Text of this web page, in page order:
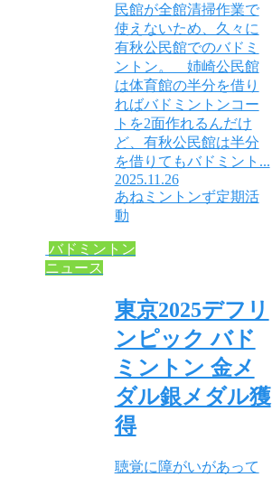
民館が全館清掃作業で
使えないため、久々に
有秋公民館でのバドミ
ントン。 姉崎公民館
は体育館の半分を借り
ればバドミントンコー
トを2面作れるんだけ
ど、有秋公民館は半分
を借りてもバドミント...
2025.11.26
あねミントンず定期活
動
バドミントン
ニュース
東京2025デフリ
ンピック バド
ミントン 金メ
ダル銀メダル獲
得
聴覚に障がいがあって